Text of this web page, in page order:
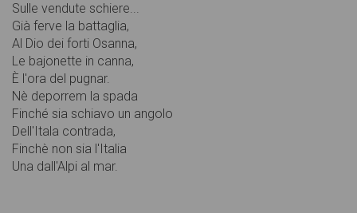
Sulle vendute schiere...
Già ferve la battaglia,
Al Dio dei forti Osanna,
Le bajonette in canna,
È l'ora del pugnar.
Nè deporrem la spada
Finché sia schiavo un angolo
Dell'Itala contrada,
Finchè non sia l'Italia
Una dall'Alpi al mar.